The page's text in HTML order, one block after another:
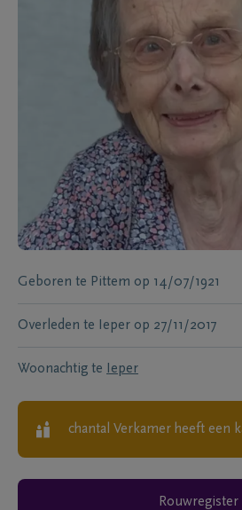
Geboren te Pittem op 14/07/1921
Overleden te Ieper op 27/11/2017
Woonachtig te Ieper
chantal Verkamer heeft een
Rouwregister